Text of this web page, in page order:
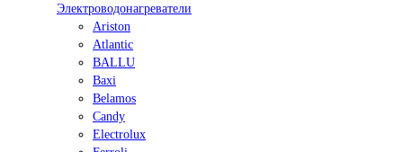
Электроводонагреватели
Ariston
Atlantic
BALLU
Baxi
Belamos
Candy
Electrolux